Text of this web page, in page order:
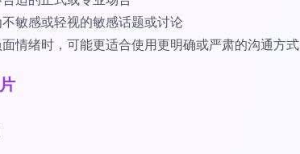
敏感或轻视的敏感话题或讨论
情绪时，可能更适合使用更明确或严肃的沟通方式